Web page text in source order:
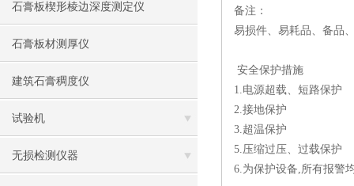
石膏板楔形棱边深度测定仪
石膏板材测厚仪
建筑石膏稠度仪
试验机
无损检测仪器
备注：
易损件、易耗品、备品
安全保护措施
1.电源超载、短路保护
2.接地保护
3.超温保护
5.压缩过压、过载保护
6.为保护设备,所有报警